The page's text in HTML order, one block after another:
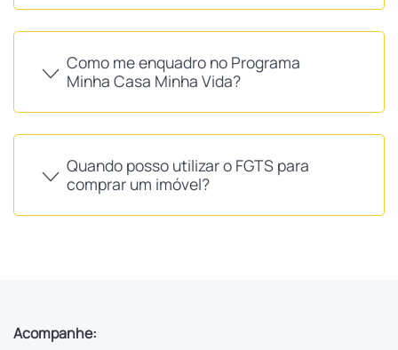
Como me enquadro no Programa
Minha Casa Minha Vida?
Quando posso utilizar o FGTS para
comprar um imóvel?
Acompanhe: